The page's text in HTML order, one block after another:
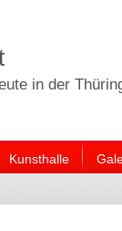
in der
Kunsthalle